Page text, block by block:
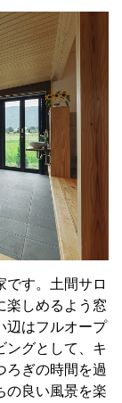
です。土間サロ
楽しめるよう窓
辺はフルオープ
ングとして、キ
ろぎの時間を過
の良い風景を楽